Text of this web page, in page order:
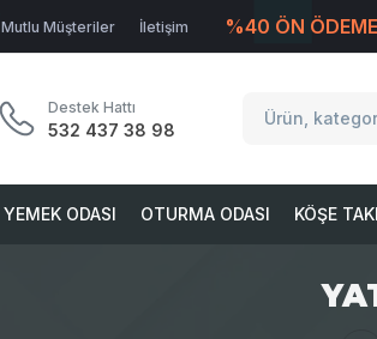
Mutlu Müşteriler İletişim %40 ÖN
Destek Hattı
532 437 38 98
YEMEK ODASI OTURMA ODASI KÖŞE
T-Soft E-